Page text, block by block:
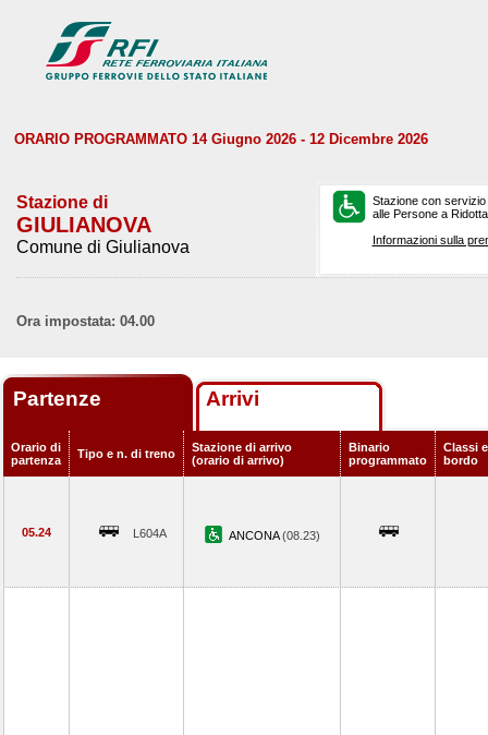
ORARIO PROGRAMMATO 14 Giugno 2026 - 12 Dicembre 2026
Stazione di
GIULIANOVA
Comune di Giulianova
Stazione con
alle Persone a
Informazioni sulla
Ora impostata: 04.00
Partenze Arrivi
Orario di
partenza
Tipo e n. di treno
Stazione di arrivo
(orario di arrivo)
Binario
programmato
Classi
bordo
05.24 L604A ANCONA(08.23)